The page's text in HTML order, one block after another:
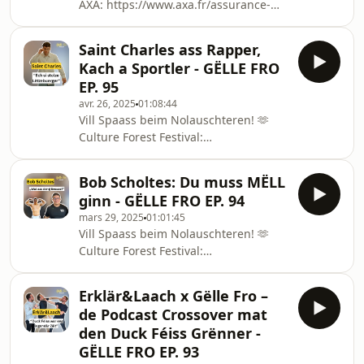
AXA: ⁠https://www.axa.fr/assurance-
Saint Charles ass Rapper,
Kach a Sportler - GËLLE FRO
EP. 95
avr. 26, 2025 01:08:44
Vill Spaass beim Nolauschteren! 🫶
Culture Forest Festival:
auto.html⁠SPUERKEESS:
⁠http://spuerkeess.lu/axxess
Bob Scholtes: Du muss MËLL
ginn - GËLLE FRO EP. 94
mars 29, 2025 01:01:45
Vill Spaass beim Nolauschteren! 🫶
Culture Forest Festival:
auto.html⁠SPUERKEESS:
⁠http://spuerkeess.lu/axxess
Erklär&Laach x Gëlle Fro –
de Podcast Crossover mat
den Duck Féiss Grënner -
GËLLE FRO EP. 93